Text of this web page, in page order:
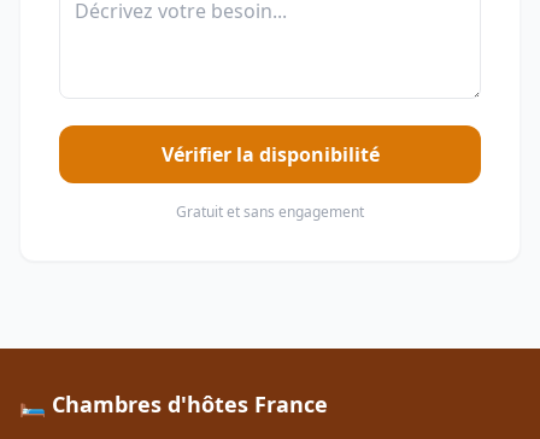
Vérifier la disponibilité
Gratuit et sans engagement
🛏️ Chambres d'hôtes France